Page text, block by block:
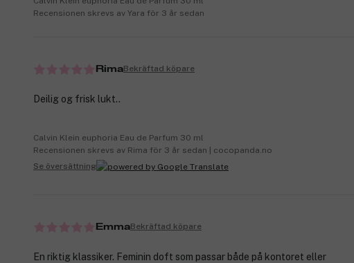
Recensionen skrevs av Yara för 3 år sedan
RimaBekräftad köpare
Deilig og frisk lukt..
Calvin Klein euphoria Eau de Parfum 30 ml
Recensionen skrevs av Rima för 3 år sedan | cocopanda.no
Se översättning
EmmaBekräftad köpare
En riktig klassiker. Feminin doft som passar både på kontoret eller